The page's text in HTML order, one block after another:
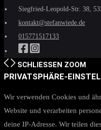
Siegfried-Leopold-Str. 38,
kontakt@stefanwiede.de
015771517133
SCHLIESSEN ZOOM
PRIVATSPHÄRE-
Wir verwenden Cookies und
Website und verarbeiten
deine IP-Adresse. Wir teilen